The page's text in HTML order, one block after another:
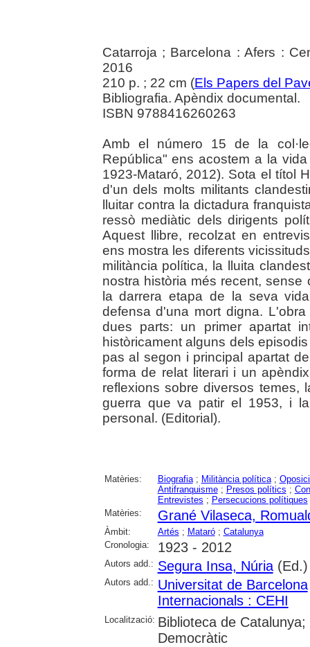
Catarroja ; Barcelona : Afers :
2016
210 p. ; 22 cm (Els Papers del
Bibliografia. Apèndix documental.
ISBN 9788416260263
Amb el número 15 de la
República" ens acostem a la
1923-Mataró, 2012). Sota el títol
d'un dels molts militants
lluitar contra la dictadura
ressò mediàtic dels dirigents
Aquest llibre, recolzat en
ens mostra les diferents
militància política, la lluita
nostra història més recent,
la darrera etapa de la seva
defensa d'una mort digna.
dues parts: un primer apartat
històricament alguns dels
pas al segon i principal apartat
forma de relat literari i un
reflexions sobre diversos temes,
guerra que va patir el 1953, i
personal. (Editorial).
Matèries: Biografia; Militància política;
Antifranquisme; Presos polítics ;
Entrevistes ; Persecucions polítiques
Matèries:
Grané Vilaseca,
Àmbit: Artés ; Mataró; Catalunya
Cronologia:
1923 - 2012
Autors add.: Segura Insa, Núria(Ed.)
Autors add.: Universitat de Barcelona
Internacionals : CEHI
Localització: Biblioteca de
Democràtic